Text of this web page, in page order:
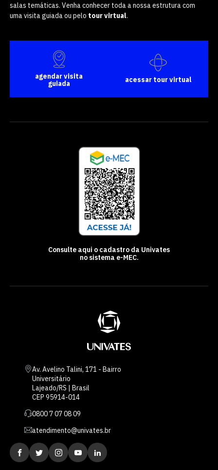
salas temáticas. Venha conhecer toda a nossa estrutura com
uma visita guiada ou pelo tour virtual.
agendar visita
guiada
acessar tour virtual
Consulte aqui o cadastro da Univates
no sistema e-MEC.
Av. Avelino Talini, 171 - Bairro
Universitário
Lajeado/RS | Brasil
CEP 95914-014
0800 7 07 08 09
atendimento@univates.br